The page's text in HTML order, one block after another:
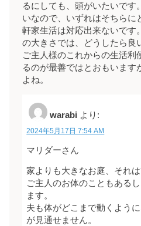
るにしても、頭がいたいです
いなので、いずれはそちらに
軒家生活は対応出来ないです
の大きさでは、どうしたら良
ご主人様のこれからの生活利
るのが最善ではとおもいます
よね。
warabi より:
2024年5月17日 7:54 AM
マリダーさん
家よりも大きなお庭、それ
ご主人のお体のこともある
ます。
夫も体がどこまで動くよう
が見通せません。